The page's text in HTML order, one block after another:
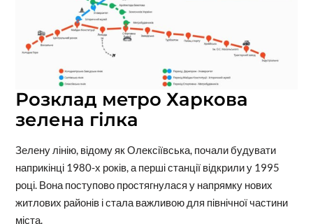
Розклад метро Харкова
зелена гілка
Зелену лінію, відому як Олексіївська, почали будувати
наприкінці 1980-х років, а перші станції відкрили у 1995
році. Вона поступово простягнулася у напрямку нових
житлових районів і стала важливою для північної частини
міста.